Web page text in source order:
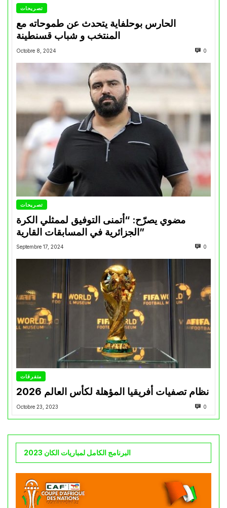
تصريحات
الحارس بوحلفاية يتحدث عن طموحاته مع
المنتخب و شباب قسنطينة
Octobre 8, 2024 0
تصريحات
مضوي يصرّح: “أتمنى التوفيق لممثلي الكرة
الجزائرية في المسابقات القارية”
Septembre 17, 2024 0
متفرقات
نظام تصفيات أفريقيا المؤهلة لكأس العالم 2026
Octobre 23, 2023 0
البرنامج الكامل لمباريات الكان 2023